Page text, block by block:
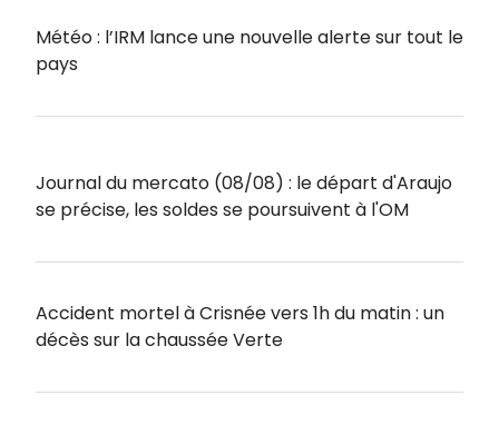
Météo : l’IRM lance une nouvelle alerte sur tout le
pays
Journal du mercato (08/08) : le départ d'Araujo
se précise, les soldes se poursuivent à l'OM
Accident mortel à Crisnée vers 1h du matin : un
décès sur la chaussée Verte